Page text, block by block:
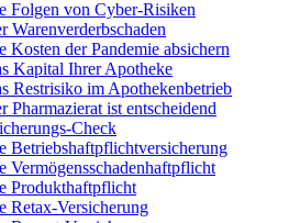
Folgen von Cyber-Risiken
Warenverderbschaden
Kosten der Pandemie absichern
Kapital Ihrer Apotheke
Restrisiko im Apothekenbetrieb
Pharmazierat ist entscheidend
Check
Betriebshaftpflichtversicherung
Vermögensschadenhaftpflicht
Produkthaftpflicht
Retax-Versicherung